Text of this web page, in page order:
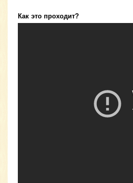
Как это проходит?